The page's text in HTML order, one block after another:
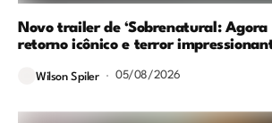
Novo trailer de ‘Sobrenatural: Agora
retorno icônico e terror
Wilson Spiler 05/08/2026